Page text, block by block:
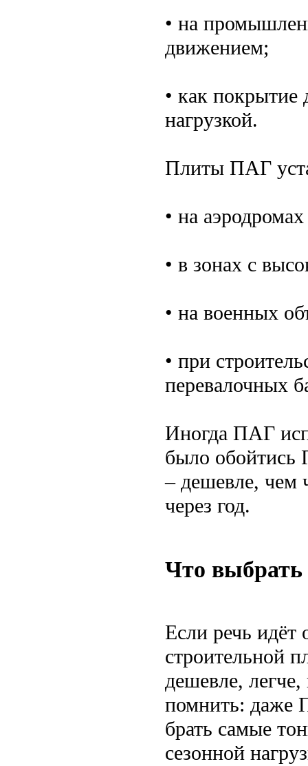
• на
движением;
• как покрытие
нагрузкой.
Плиты ПАГ
• на
• в зонах с
• на военных
• при
перевалочных
Иногда ПАГ
было обойтись
– дешевле, чем
через год.
Что выбрать
Если речь идёт
строительной
дешевле,
помнить: даже
брать самые
сезонной